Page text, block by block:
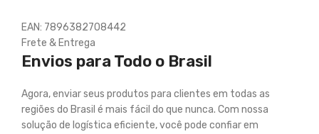
EAN: 7896382708442
Frete & Entrega
Envios para Todo o Brasil
Agora, enviar seus produtos para clientes em todas as
regiões do Brasil é mais fácil do que nunca. Com nossa
solução de logística eficiente, você pode confiar em